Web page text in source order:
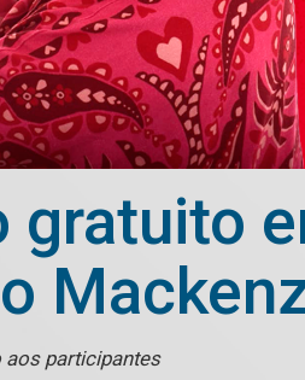
gratuito
aos participantes